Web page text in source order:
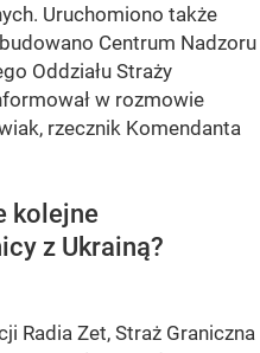
Uruchomiono także
Centrum Nadzoru
Oddziału Straży
w rozmowie
rzecznik Komendanta
kolejne
z Ukrainą?
Radia Zet, Straż Graniczna